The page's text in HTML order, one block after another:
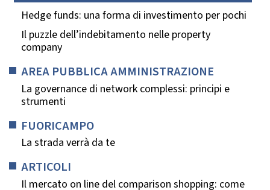
Hedge funds: una forma di investimento per pochi
Il puzzle dell’indebitamento nelle property
company
AREA PUBBLICA AMMINISTRAZIONE
La governance di network complessi: principi e
strumenti
FUORICAMPO
La strada verrà da te
ARTICOLI
Il mercato on line del comparison shopping: come